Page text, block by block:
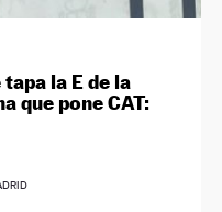
la E de la
que pone CAT: